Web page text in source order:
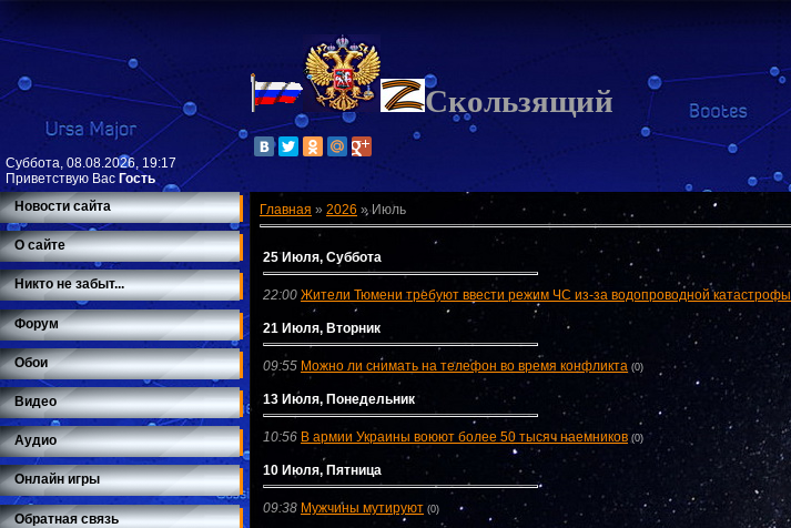
Суббота, 08.08.2026, 19:17
Приветствую Вас Гость
Скользящий
Новости сайта
О сайте
Никто не забыт...
Форум
Обои
Видео
Аудио
Онлайн игры
Обратная связь
Главная » 2026 » Июль
25 Июля, Суббота
22:00 Жители Тюмени требуют ввести режим ЧС из-за водопроводной катастрофы
21 Июля, Вторник
09:55 Можно ли снимать на телефон во время конфликта (0)
13 Июля, Понедельник
10:56 В армии Украины воюют более 50 тысяч наемников (0)
10 Июля, Пятница
09:38 Мужчины мутируют (0)